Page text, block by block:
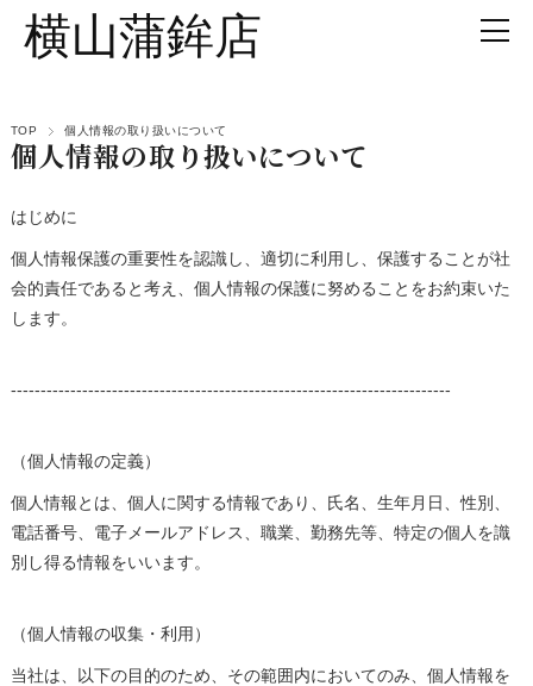
横山蒲鉾店
TOP 個人情報の取り扱いについて
個人情報の取り扱いについて
はじめに
個人情報保護の重要性を認識し、適切に利用し、保護することが社
会的責任であると考え、個人情報の保護に努めることをお約束いた
します。
--------------------------------------------------------------------------
（個人情報の定義）
個人情報とは、個人に関する情報であり、氏名、生年月日、性別、
電話番号、電子メールアドレス、職業、勤務先等、特定の個人を識
別し得る情報をいいます。
（個人情報の収集・利用）
当社は、以下の目的のため、その範囲内においてのみ、個人情報を